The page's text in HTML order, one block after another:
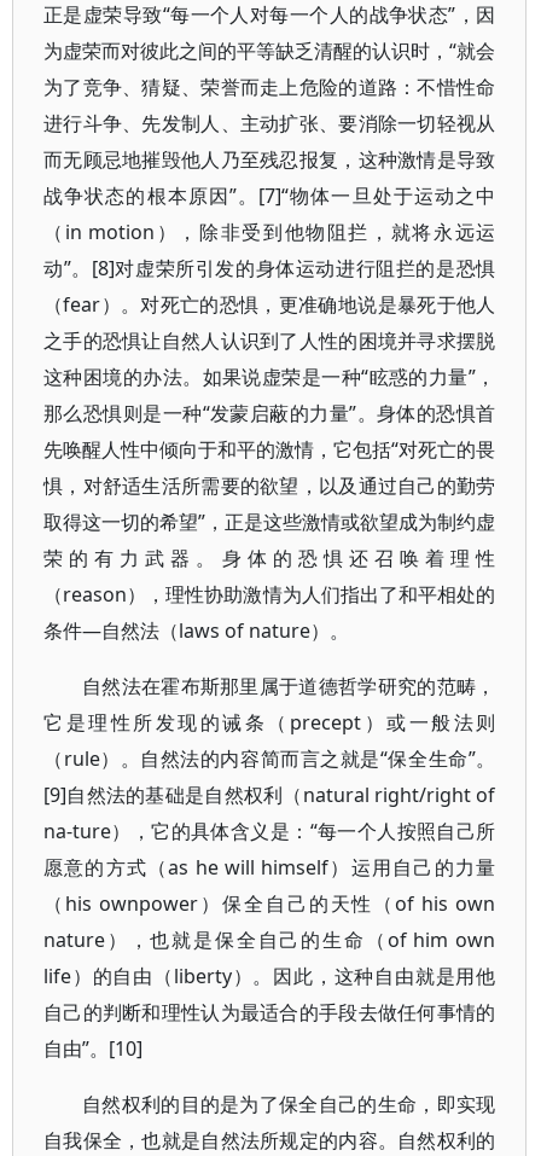
正是虚荣导致“每一个人对每一个人的战争状态”，因
为虚荣而对彼此之间的平等缺乏清醒的认识时，“就会
为了竞争、猜疑、荣誉而走上危险的道路：不惜性命
进行斗争、先发制人、主动扩张、要消除一切轻视从
而无顾忌地摧毁他人乃至残忍报复，这种激情是导致
战争状态的根本原因”。[7]“物体一旦处于运动之中
（in motion），除非受到他物阻拦，就将永远运
动”。[8]对虚荣所引发的身体运动进行阻拦的是恐惧
（fear）。对死亡的恐惧，更准确地说是暴死于他人
之手的恐惧让自然人认识到了人性的困境并寻求摆脱
这种困境的办法。如果说虚荣是一种“眩惑的力量”，
那么恐惧则是一种“发蒙启蔽的力量”。身体的恐惧首
先唤醒人性中倾向于和平的激情，它包括“对死亡的畏
惧，对舒适生活所需要的欲望，以及通过自己的勤劳
取得这一切的希望”，正是这些激情或欲望成为制约虚
荣的有力武器。身体的恐惧还召唤着理性
（reason），理性协助激情为人们指出了和平相处的
条件—自然法（laws of nature）。
自然法在霍布斯那里属于道德哲学研究的范畴，
它是理性所发现的诫条（precept）或一般法则
（rule）。自然法的内容简而言之就是“保全生命”。
[9]自然法的基础是自然权利（natural right/right of
na-ture），它的具体含义是：“每一个人按照自己所
愿意的方式（as he will himself）运用自己的力量
（his ownpower）保全自己的天性（of his own
nature），也就是保全自己的生命（of him own
life）的自由（liberty）。因此，这种自由就是用他
自己的判断和理性认为最适合的手段去做任何事情的
自由”。[10]
自然权利的目的是为了保全自己的生命，即实现
自我保全，也就是自然法所规定的内容。自然权利的